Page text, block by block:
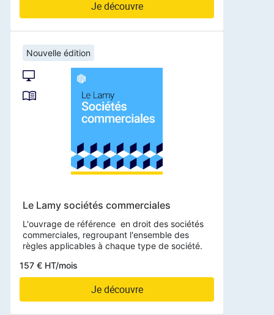
Je découvre
Nouvelle édition
Le Lamy sociétés commerciales
L'ouvrage de référence en droit des sociétés
commerciales, regroupant l'ensemble des
règles applicables à chaque type de société.
157 € HT/mois
Je découvre